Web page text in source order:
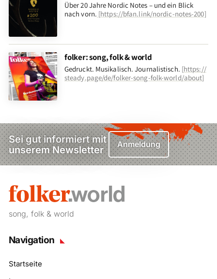
Über 20 Jahre Nordic Notes – und ein Blick
nach vorn. [https://bfan.link/nordic-notes-200]
folker: song, folk & world
Gedruckt. Musikalisch. Journalistisch. [https://
steady.page/de/folker-song-folk-world/about]
Sei gut informiert mit
unserem Newsletter
Anmeldung
song, folk & world
Navigation
Startseite